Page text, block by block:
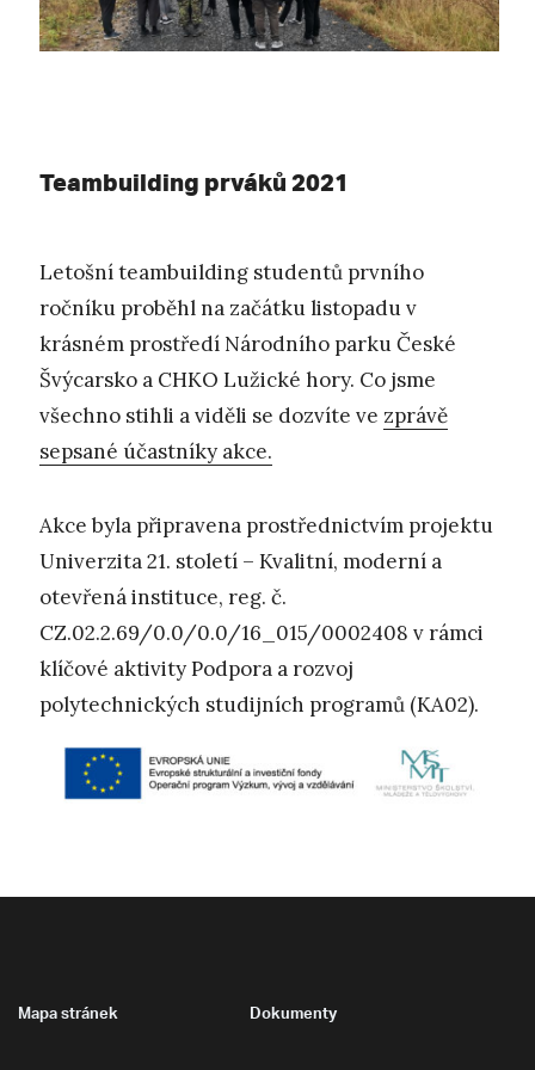
Teambuilding prváků 2021
Letošní teambuilding studentů prvního
ročníku proběhl na začátku listopadu v
krásném prostředí Národního parku České
Švýcarsko a CHKO Lužické hory. Co jsme
všechno stihli a viděli se dozvíte ve zprávě
sepsané účastníky akce.
Akce byla připravena prostřednictvím projektu
Univerzita 21. století – Kvalitní, moderní a
otevřená instituce, reg. č.
CZ.02.2.69/0.0/0.0/16_015/0002408 v rámci
klíčové aktivity Podpora a rozvoj
polytechnických studijních programů (KA02).
Mapa stránek Dokumenty